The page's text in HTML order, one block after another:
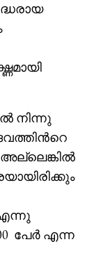
നിന്നു
പേർ എന്ന